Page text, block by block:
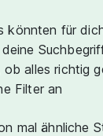
könnten für
deine
ob alles richtig
Filter an
mal ähnliche